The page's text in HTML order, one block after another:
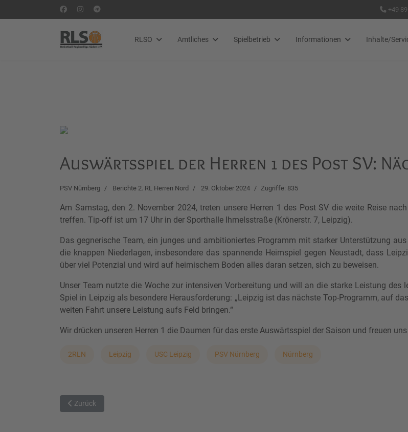
+49
RLSO Amtliches Spielbetrieb Informationen Inhalte/
Auswärtsspiel der Herren 1 des Post SV:
PSV Nürnberg Berichte 2. RL Herren Nord 29. Oktober 2024 Zugriffe: 835
Am Samstag, den 2. November 2024, treten unsere Herren 1 des Post SV die weite Reise
treffen. Tip-off ist um 17 Uhr in der Sporthalle Ihmelsstraße (Krönerstr. 7, Leipzig).
Das gegnerische Team, ein junges und ambitioniertes Programm mit starker Unterstützung
die knappen Niederlagen, insbesondere das spannende Heimspiel gegen Neustadt, dass
über viel Potenzial und wird auf heimischem Boden alles daran setzen, sich zu beweisen.
Unser Team nutzte die Woche zur intensiven Vorbereitung und will an die starke Leistung
Spiel in Leipzig als besondere Herausforderung: „Leipzig ist das nächste Top-Programm, auf
weiten Fahrt unsere Leistung aufs Feld bringen.“
Wir drücken unseren Herren 1 die Daumen für das erste Auswärtsspiel der Saison und freuen
2RLN Leipzig USC Leipzig PSV Nürnberg Nürnberg
Vorheriger Beitrag: Bollwerk aus der Oberpfalz soll geknackt werden
Zurück